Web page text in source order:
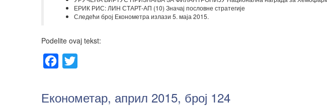
ЕРИК РИС: ЛИН СТАРТ-АП (10) Значај пословне стратегије
Следећи број Економетра излази 5. маја 2015.
Podelite ovaj tekst:
Facebook
Економетар, април 2015, број 124